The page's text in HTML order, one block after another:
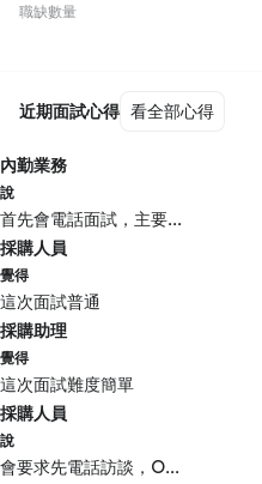
職缺數量
近期面試心得 看全部心得
內勤業務
說
首先會電話面試，主要...
採購人員
覺得
這次面試普通
採購助理
覺得
這次面試難度簡單
採購人員
說
會要求先電話訪談，O...